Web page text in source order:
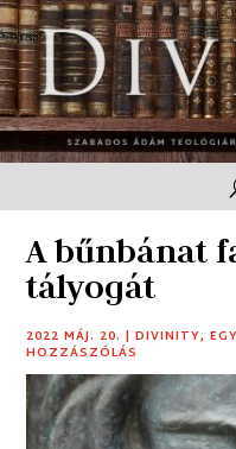
A bűnbánat
tályogát
2022 MÁJ. 20. |DIVINITY,
HOZZÁSZÓLÁS